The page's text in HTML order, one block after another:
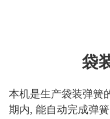
袋
本机是生产袋装弹簧
期内, 能自动完成弹